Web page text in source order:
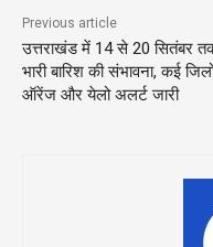
Previous article
उत्तराखंड में 14 से 20 सितंबर
भारी बारिश की संभावना, कई
ऑरेंज और येलो अलर्ट जारी